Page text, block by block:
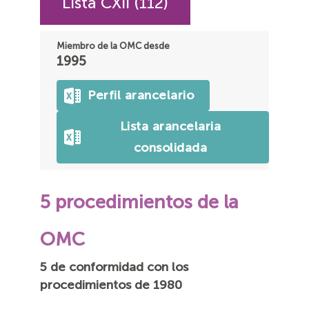
Miembro de la OMC desde
1995
Perfil arancelario
Lista arancelaria
consolidada
5 procedimientos de la
OMC
5 de conformidad con los
procedimientos de 1980